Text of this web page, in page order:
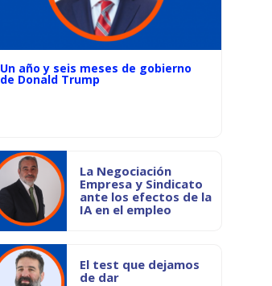
Un año y seis meses de gobierno
de Donald Trump
La Negociación
Empresa y Sindicato
ante los efectos de la
IA en el empleo
El test que dejamos
de dar